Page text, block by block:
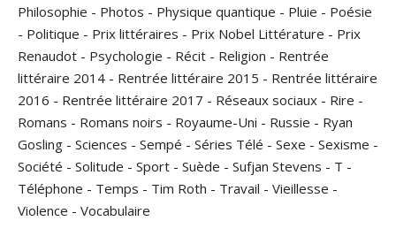
Philosophie - Photos - Physique quantique - Pluie - Poésie
- Politique - Prix littéraires - Prix Nobel Littérature - Prix
Renaudot - Psychologie - Récit - Religion - Rentrée
littéraire 2014 - Rentrée littéraire 2015 - Rentrée littéraire
2016 - Rentrée littéraire 2017 - Réseaux sociaux - Rire -
Romans - Romans noirs - Royaume-Uni - Russie - Ryan
Gosling - Sciences - Sempé - Séries Télé - Sexe - Sexisme -
Société - Solitude - Sport - Suède - Sufjan Stevens - T -
Téléphone - Temps - Tim Roth - Travail - Vieillesse -
Violence - Vocabulaire